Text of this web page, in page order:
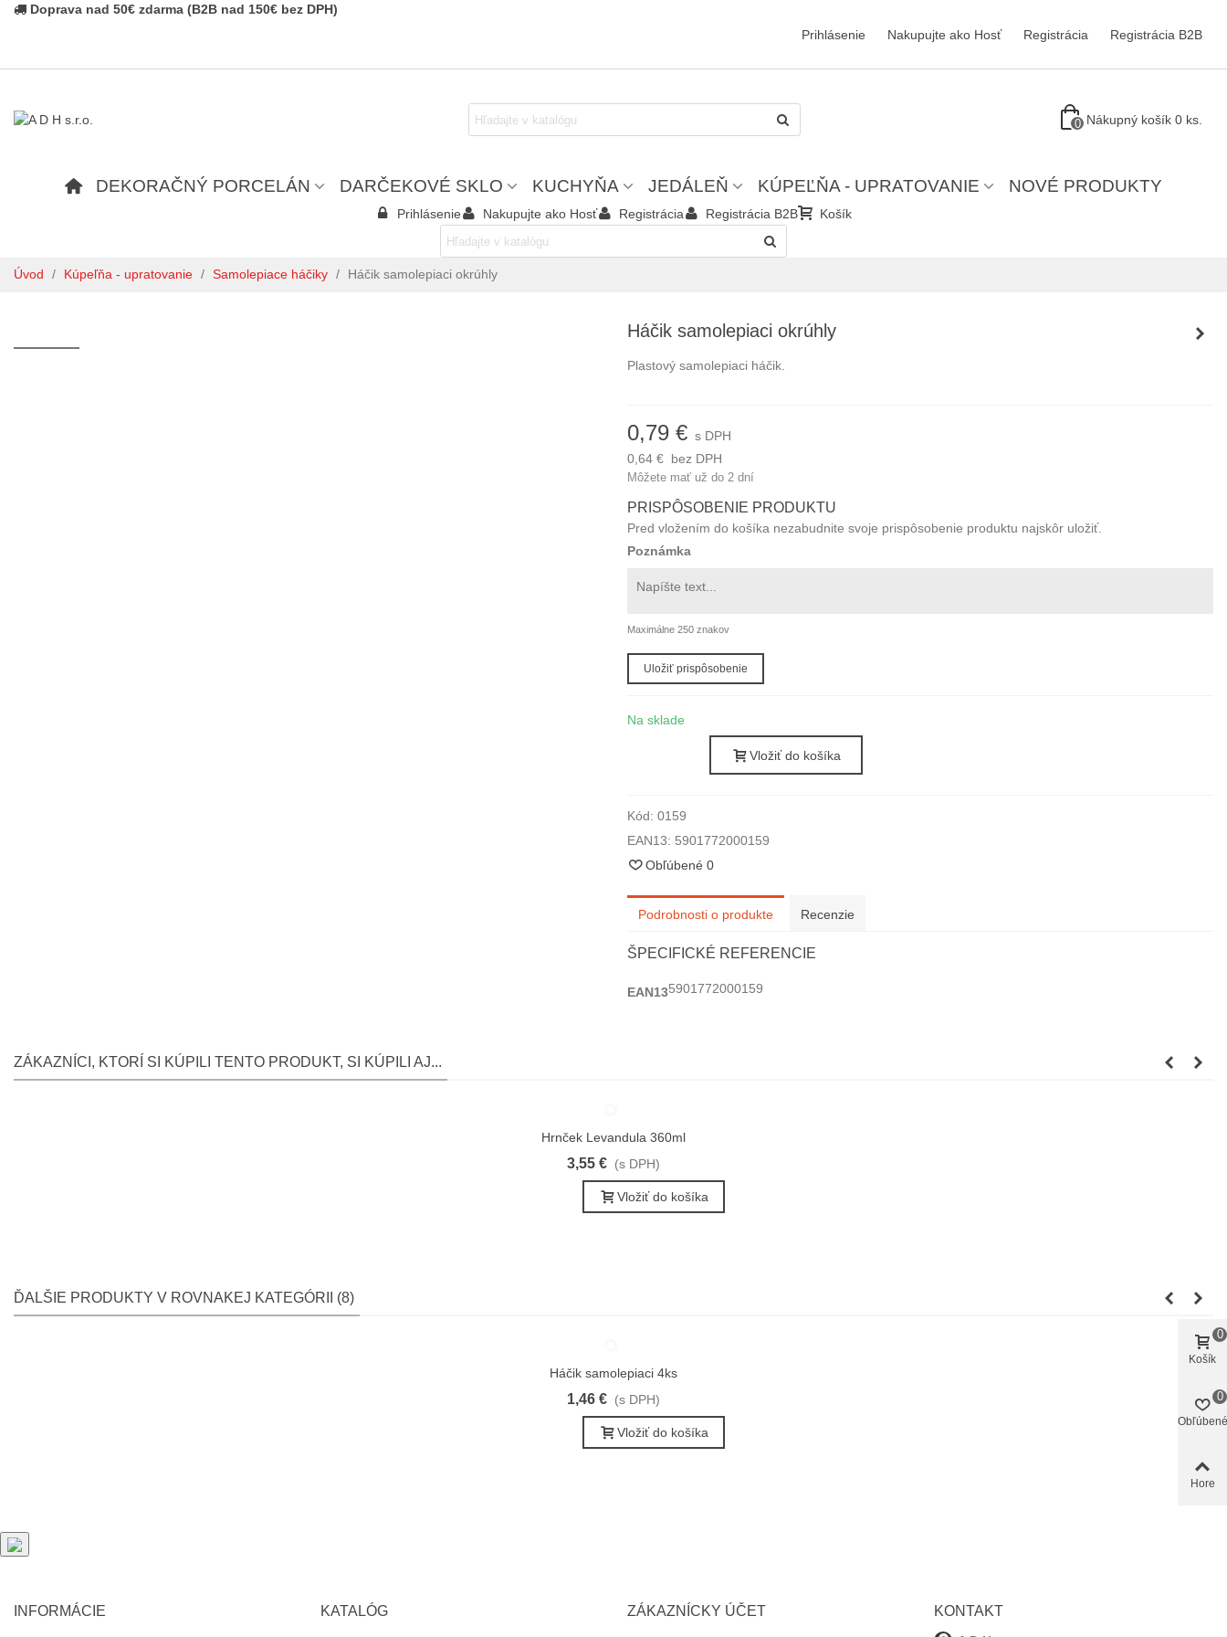
Doprava nad 50€ zdarma (B2B nad 150€ bez DPH)
Prihlásenie
Nakupujte ako Hosť Registrácia Registrácia B2B
0 Nákupný košík 0 ks.
DEKORAČNÝ PORCELÁN DARČEKOVÉ SKLO KUCHYŇA JEDÁLEŇ KÚPEĽŇA - UPRATOVANIE NOVÉ PRODUKTY
Prihlásenie Nakupujte ako Hosť Registrácia Registrácia B2B Košík
Úvod / Kúpeľňa - upratovanie / Samolepiace háčiky / Háčik samolepiaci okrúhly
Háčik samolepiaci okrúhly
Plastový samolepiaci háčik.
0,79 € s DPH
0,64 € bez DPH
Môžete mať už do 2 dní
PRISPÔSOBENIE PRODUKTU
Pred vložením do košíka nezabudnite svoje prispôsobenie produktu najskôr uložiť.
Poznámka
Maximálne 250 znakov
Uložiť prispôsobenie
Na sklade
Vložiť do košíka
Kód: 0159
EAN13: 5901772000159
Obľúbené 0
Podrobnosti o produkte Recenzie
ŠPECIFICKÉ REFERENCIE
EAN135901772000159
ZÁKAZNÍCI, KTORÍ SI KÚPILI TENTO PRODUKT, SI KÚPILI AJ...
Obľúbené
Hrnček Levandula 360ml
3,55 € (s DPH)
Vložiť do košíka
ĎALŠIE PRODUKTY V ROVNAKEJ KATEGÓRII (8)
Obľúbené
Háčik samolepiaci 4ks
1,46 € (s DPH)
Vložiť do košíka
INFORMÁCIE KATALÓG ZÁKAZNÍCKY ÚČET KONTAKT
Košík
0
Obľúbené
0
Hore